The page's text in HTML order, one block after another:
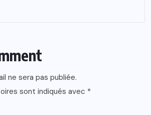
ne sera pas publiée.
sont indiqués avec *